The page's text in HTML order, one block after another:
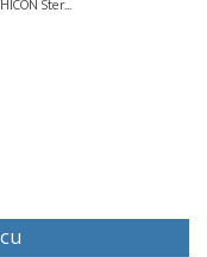
Ster...